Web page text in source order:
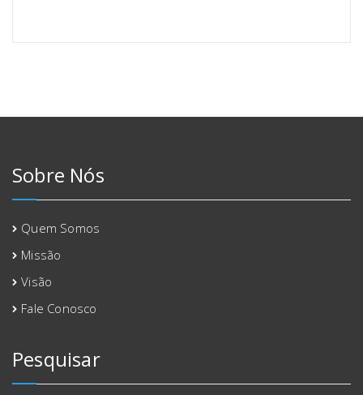
Sobre Nós
Quem Somos
Missão
Visão
Fale Conosco
Pesquisar